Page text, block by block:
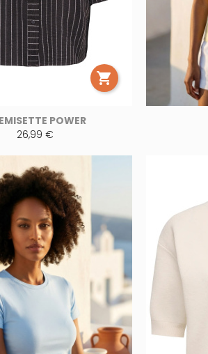

POWER
26,99 €